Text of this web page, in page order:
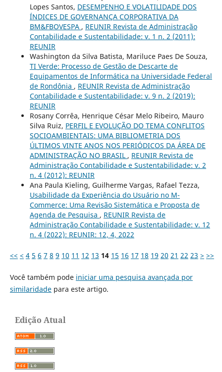
Lopes Santos, DESEMPENHO E VOLATILIDADE DOS
ÍNDICES DE GOVERNANÇA CORPORATIVA DA
BM&FBOVESPA , REUNIR Revista de Administração
Contabilidade e Sustentabilidade: v. 1 n. 2 (2011):
REUNIR
Washington da Silva Batista, Mariluce Paes De Souza,
TI Verde: Processo de Gestão de Descarte de
Equipamentos de Informática na Universidade Federal
de Rondônia , REUNIR Revista de Administração
Contabilidade e Sustentabilidade: v. 9 n. 2 (2019):
REUNIR
Rosany Corrêa, Henrique César Melo Ribeiro, Mauro
Silva Ruiz, PERFIL E EVOLUÇÃO DO TEMA CONFLITOS
SOCIOAMBIENTAIS: UMA BIBLIOMETRIA DOS
ÚLTIMOS VINTE ANOS NOS PERIÓDICOS DA ÁREA DE
ADMINISTRAÇÃO NO BRASIL , REUNIR Revista de
Administração Contabilidade e Sustentabilidade: v. 2
n. 4 (2012): REUNIR
Ana Paula Kieling, Guilherme Vargas, Rafael Tezza,
Usabilidade da Experiência do Usuário no M-
Commerce: Uma Revisão Sistemática e Proposta de
Agenda de Pesquisa , REUNIR Revista de
Administração Contabilidade e Sustentabilidade: v. 12
n. 4 (2022): REUNIR: 12, 4, 2022
<< < 4 5 6 7 8 9 10 11 12 13 14 15 16 17 18 19 20 21 22 23 > >>
Você também pode iniciar uma pesquisa avançada por
similaridadepara este artigo.
Edição Atual